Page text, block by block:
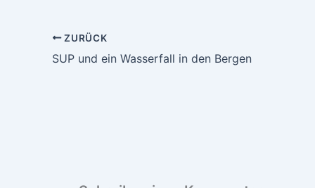
ZURÜCK
SUP und ein Wasserfall in den Bergen